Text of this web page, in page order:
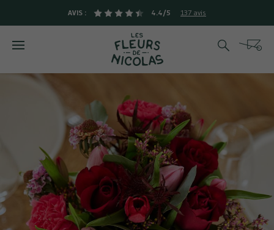
AVIS : 4.4/5 137 avis
Rechercher
Cart